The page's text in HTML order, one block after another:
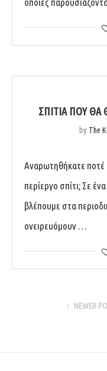
ΣΠΊΤΙΑ ΠΟΥ
by The
Αναρωτηθήκατε ποτέ
περίεργο σπίτι; Σε
βλέπουμε στα
ονειρευόμουν …
NEWER